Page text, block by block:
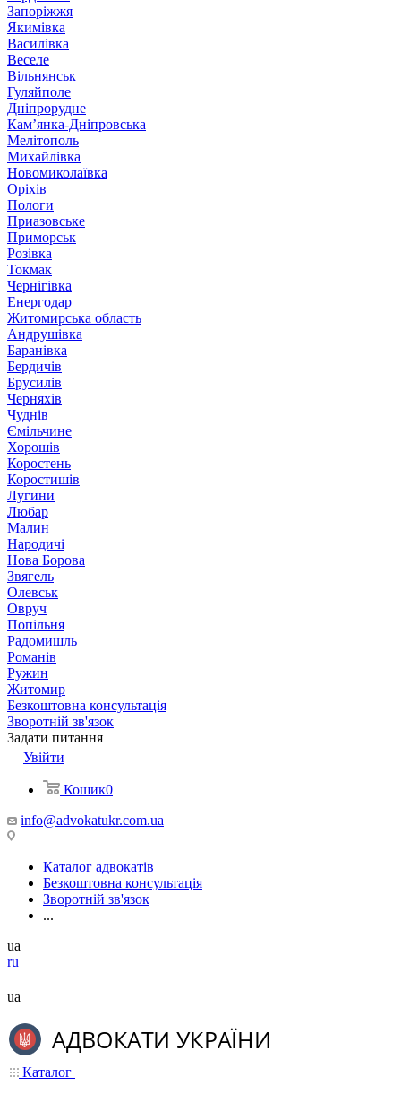
Запоріжжя
Якимівка
Василівка
Веселе
Вільнянськ
Гуляйполе
Дніпрорудне
Кам’янка-Дніпровська
Мелітополь
Михайлівка
Новомиколаївка
Оріхів
Пологи
Приазовське
Приморськ
Розівка
Токмак
Чернігівка
Енергодар
Житомирська область
Андрушівка
Баранівка
Бердичів
Брусилів
Черняхів
Чуднів
Ємільчине
Хорошів
Коростень
Коростишів
Лугини
Любар
Малин
Народичі
Нова Борова
Звягель
Олевськ
Овруч
Попільня
Радомишль
Романів
Ружин
Житомир
Безкоштовна консультація
Зворотній зв'язок
Задати питання
Увійти
Кошик0
info@advokatukr.com.ua
Каталог адвокатів
Безкоштовна консультація
Зворотній зв'язок
...
ua
ru
ua
Каталог